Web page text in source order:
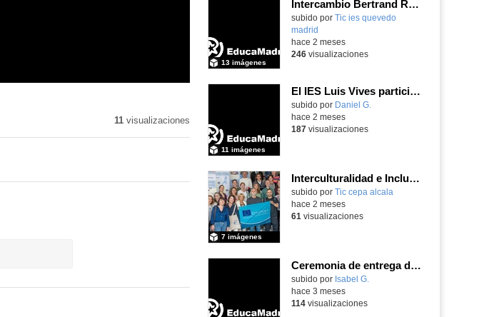
11visualizaciones
Intercambio Bertrand Russell School en Krommenie, junio 2026
subido por Tic ies quevedo
madrid
13 imágenes
hace 2 meses
246visualizaciones
El IES Luis Vives participa en la jornada de trabajo sobre mecanizado CNC e Industria 4.0
subido por Daniel G.
11 imágenes
hace 2 meses
187visualizaciones
Interculturalidad e Inclusión Educativa en la Educación de Adultos
subido por Tic cepa alcala
7 imágenes
hace 2 meses
61 visualizaciones
Ceremonia de entrega de premios Quizstory 2026
subido por Isabel G.
hace 3 meses
114visualizaciones